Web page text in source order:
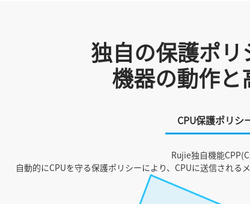
独自の保護ポ
機器の動作
CPU保護ポリシ
Rujie独自機能
自動的にCPUを守る保護ポリシーにより、CPUに送信される